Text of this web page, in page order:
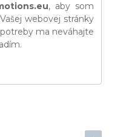
, aby som
webovej stránky
ma neváhajte